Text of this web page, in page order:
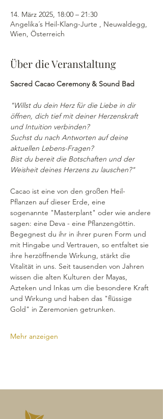
14. März 2025, 18:00 – 21:30
Angelika´s Heil-Klang-Jurte , Neuwaldegg,
Wien, Österreich
Über die Veranstaltung
Sacred Cacao Ceremony & Sound Bad
"Willst du dein Herz für die Liebe in dir
öffnen, dich tief mit deiner Herzenskraft
und Intuition verbinden?
Suchst du nach Antworten auf deine
aktuellen Lebens-Fragen?
Bist du bereit die Botschaften und der
Weisheit deines Herzens zu lauschen?"
Cacao ist eine von den großen Heil-
Pflanzen auf dieser Erde, eine
sogenannte "Masterplant" oder wie andere
sagen: eine Deva - eine Pflanzengöttin.
Begegnest du ihr in ihrer puren Form und
mit Hingabe und Vertrauen, so entfaltet sie
ihre herzöffnende Wirkung, stärkt die
Vitalität in uns. Seit tausenden von Jahren
wissen die alten Kulturen der Mayas,
Azteken und Inkas um die besondere Kraft
und Wirkung und haben das "flüssige
Gold" in Zeremonien getrunken.
Mehr anzeigen